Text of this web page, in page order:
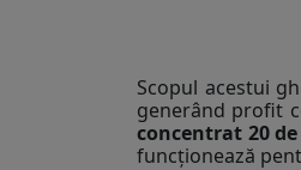
Scopul acestui
generând profit
concentrat 20
funcționează